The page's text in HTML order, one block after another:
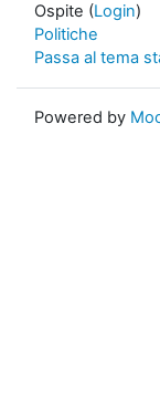
Ospite (Login)
Politiche
Passa al tema
Powered by